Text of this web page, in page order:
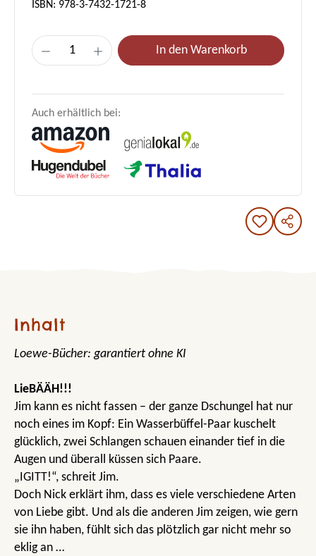
ISBN: 978-3-7432-1721-8
Produkt Anzahl: Gib den gewünschten
In den Warenkorb
Auch erhältlich bei:
Inhalt
Loewe-Bücher: garantiert ohne KI
LieBÄÄH!!!
Jim kann es nicht fassen – der ganze Dschungel hat nur
noch eines im Kopf: Ein Wasserbüffel-Paar kuschelt
glücklich, zwei Schlangen schauen einander tief in die
Augen und überall küssen sich Paare.
„IGITT!“, schreit Jim.
Doch Nick erklärt ihm, dass es viele verschiedene Arten
von Liebe gibt. Und als die anderen Jim zeigen, wie gern
sie ihn haben, fühlt sich das plötzlich gar nicht mehr so
eklig an …